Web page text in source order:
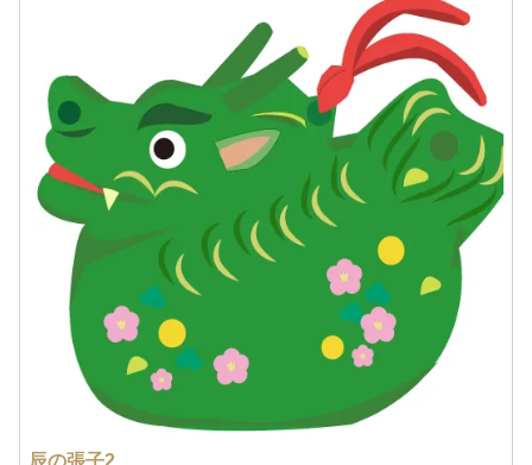
辰の張子2